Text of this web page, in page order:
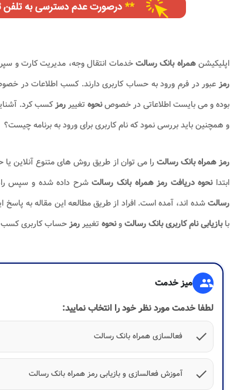
اپلیکیشنهمراه بانک رسالتخدمات انتقال وجه، مدیریت کارت و
رمزعبور در فرم ورود به حساب کاربری دارند. کسب اطلاعات در
بوده و می بایست اطلاعاتی در خصوصنحوه تغییررمزکسب کرد.
و همچنین باید بررسی نمود که نام کاربری برای ورود به برنامه چیست؟
رمز همراه بانک رسالت را می توان از طریق روش های متنوع آنلاین
ابتدانحوه دریافت رمز همراه بانک رسالتشرح داده شده و سپس
رسالتشده اند، آمده است. افراد از طریق مطالعه این مقاله به
بابازیابی نام کاربری بانک رسالتونحوه تغییررمزحساب کاربری کسب
group میز خدمت
لطفا خدمت مورد نظر خود را انتخاب نمایید:
check
فعالسازی همراه بانک رسالت
check آموزش فعالسازی و بازیابی رمز همراه بانک رسالت